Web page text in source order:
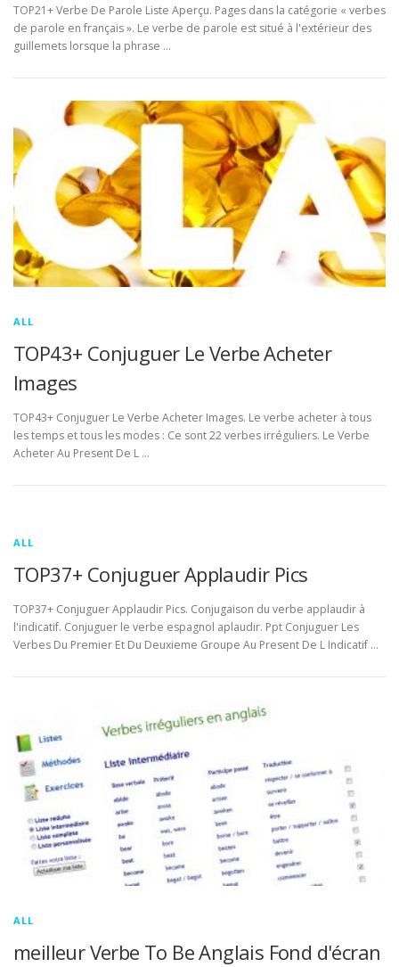
TOP21+ Verbe De Parole Liste Aperçu. Pages dans la catégorie « verbes
de parole en français ». Le verbe de parole est situé à l'extérieur des
guillemets lorsque la phrase …
ALL
TOP43+ Conjuguer Le Verbe Acheter
Images
TOP43+ Conjuguer Le Verbe Acheter Images. Le verbe acheter à tous
les temps et tous les modes : Ce sont 22 verbes irréguliers. Le Verbe
Acheter Au Present De L …
ALL
TOP37+ Conjuguer Applaudir Pics
TOP37+ Conjuguer Applaudir Pics. Conjugaison du verbe applaudir à
l'indicatif. Conjuguer le verbe espagnol aplaudir. Ppt Conjuguer Les
Verbes Du Premier Et Du Deuxieme Groupe Au Present De L Indicatif …
ALL
meilleur Verbe To Be Anglais Fond d'écran